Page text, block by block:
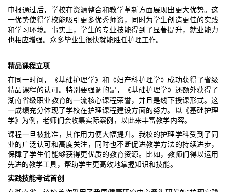
申报通过后，学校在资源整合和教学革新方面展现出更大优势。这
一优势使得学校能吸引更多优秀师资，同时为学生创造更佳的实践
和学习环境。事实上，学生的专业技能得到了显著提升，就业能力
也相应增强。众多毕业生很快就能胜任护理工作。
精品课程立项
在同一时间，《基础护理学》和《妇产科护理学》成功获得了省级
精品课程的认可。特别要强调的是，《基础护理学》还额外获得了
湖南省级职业教育的一流核心课程荣誉，并且是线下授课形式。这
一成绩充分体现了学校在护理课程建设方面的努力。以《基础护理
学》为例，老师们会收集实际案例，以此来丰富教学内容。
课程一旦被批准，其作用力便大幅提升。我校的护理学科受到了同
业的广泛认可和高度关注，同时也不断促进教学方法的持续进步，
保障了学生们能够获得更优质的教育资源。比如，教师们得以运用
先进的教学工具，帮助学生更高效地掌握知识和技能。
实践技能考试首创